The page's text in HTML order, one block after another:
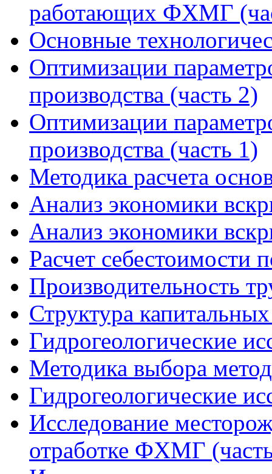
работающих ФХМГ
Основные
Оптимизации
производства (часть 2)
Оптимизации
производства (часть 1)
Методика расчета
Анализ экономики
Анализ экономики
Расчет себестоимости
Производительность
Структура
Гидрогеологические
Методика выбора
Гидрогеологические
Исследование
отработке ФХМГ